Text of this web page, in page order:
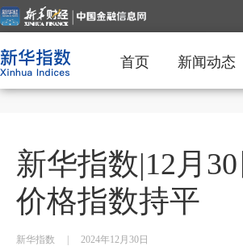
首页 新闻动态
新华指数|12月
价格指数持平
新华指数 2024年12月30日